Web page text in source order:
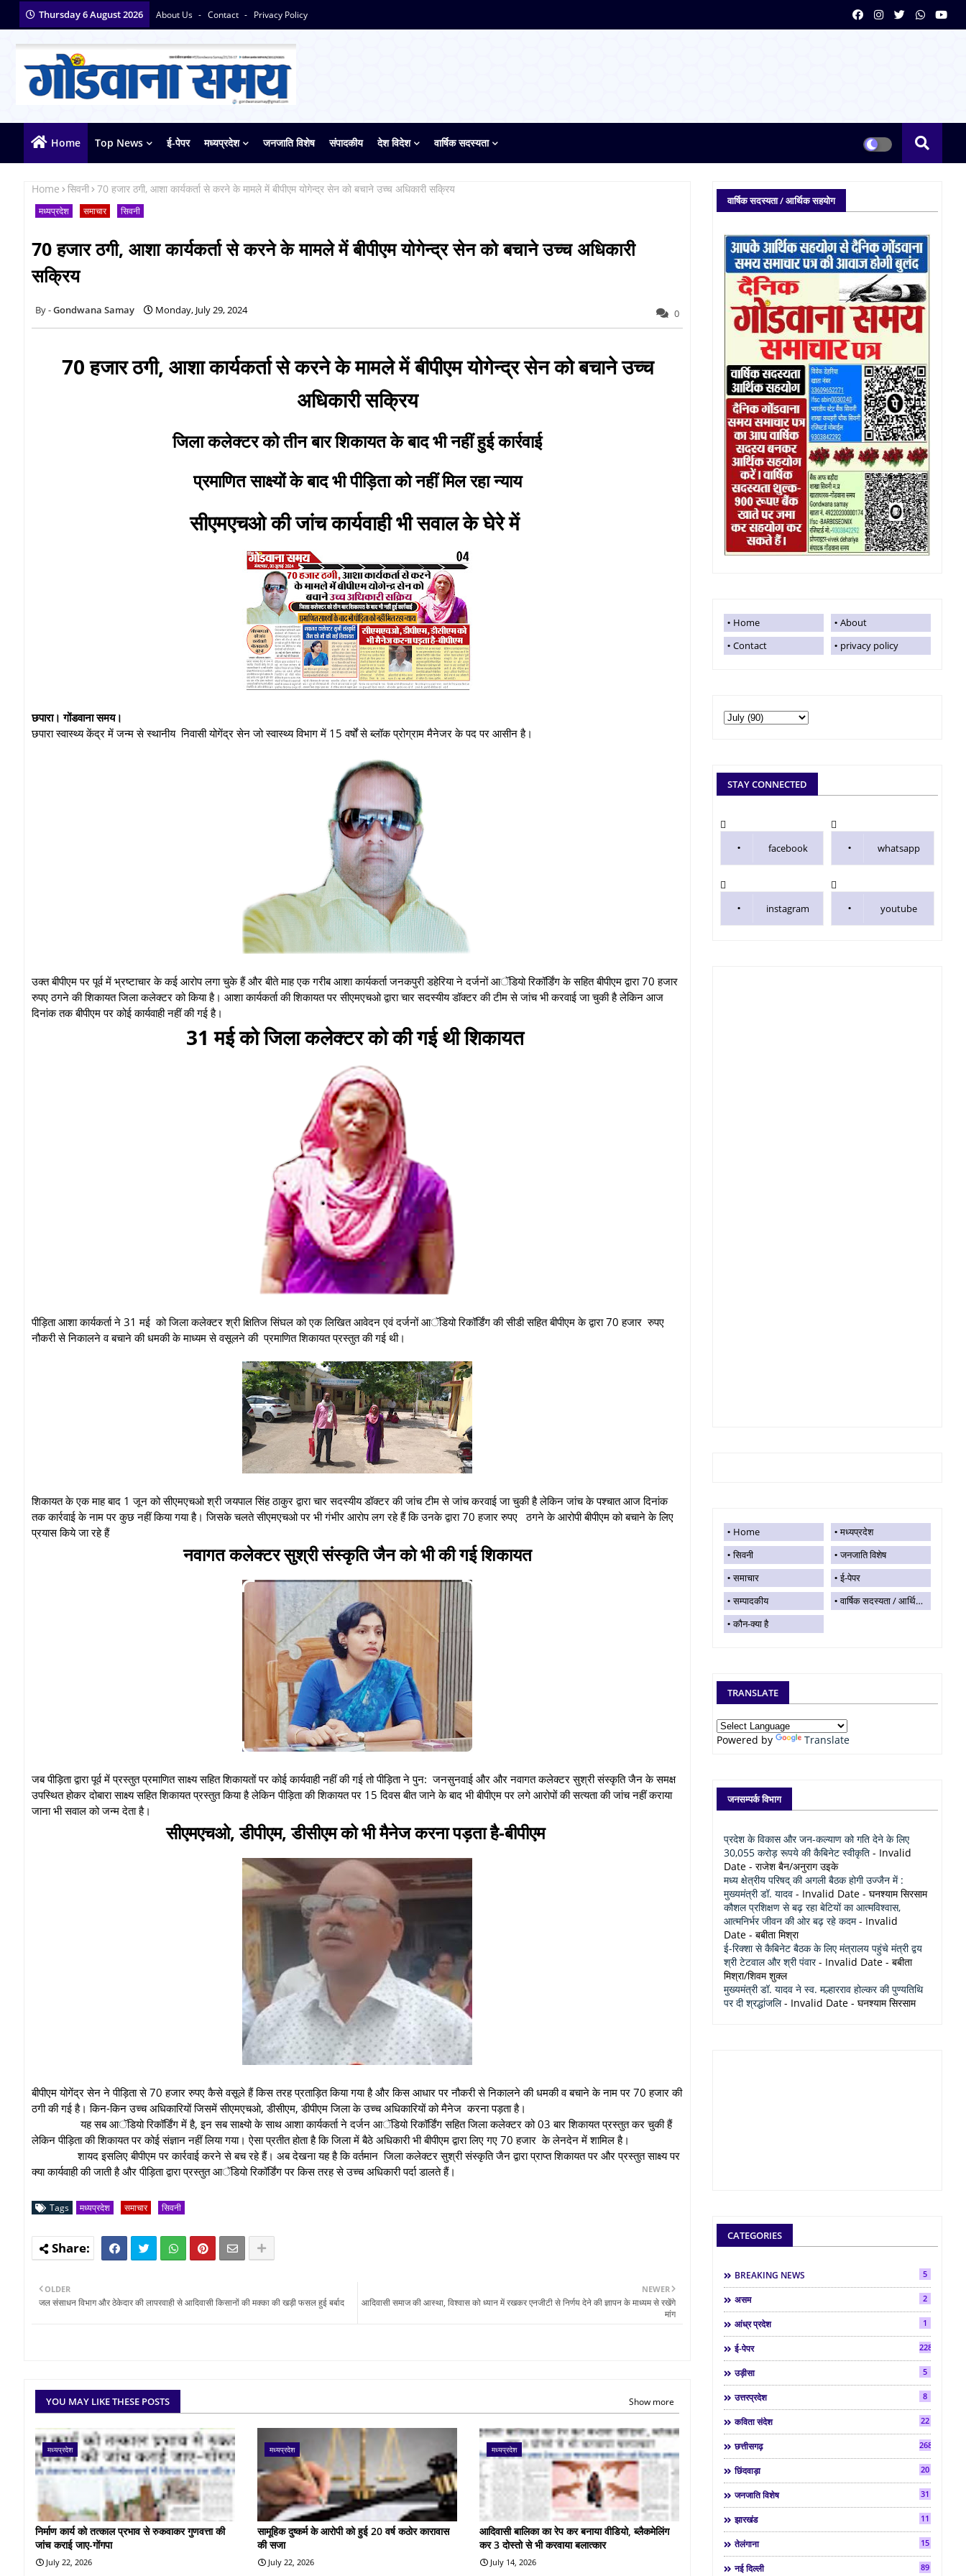
Thursday 6 August 2026 About Us Contact Privacy Policy
Home Top News ई-पेपर मध्यप्रदेश जनजाति विशेष संपादकीय देश विदेश वार्षिक सदस्यता
Home सिवनी 70 हजार ठगी, आशा कार्यकर्ता से करने के मामले में बीपीएम योगेन्द्र सेन को बचाने उच्च अधिकारी सक्रिय
मध्यप्रदेश समाचार सिवनी
70 हजार ठगी, आशा कार्यकर्ता से करने के मामले में बीपीएम योगेन्द्र सेन को बचाने उच्च अधिकारी
सक्रिय
Gondwana Samay Monday, July 29, 2024 0
70 हजार ठगी, आशा कार्यकर्ता से करने के मामले में बीपीएम योगेन्द्र सेन को बचाने उच्च
अधिकारी सक्रिय
जिला कलेक्टर को तीन बार शिकायत के बाद भी नहीं हुई कार्रवाई
प्रमाणित साक्ष्यों के बाद भी पीड़िता को नहीं मिल रहा न्याय
सीएमएचओ की जांच कार्यवाही भी सवाल के घेरे में
छपारा। गोंडवाना समय।
छपारा स्वास्थ्य केंद्र में जन्म से स्थानीय निवासी योगेंद्र सेन जो स्वास्थ्य विभाग में 15 वर्षों से ब्लॉक प्रोग्राम मैनेजर के पद पर आसीन है।
उक्त बीपीएम पर पूर्व में भ्रष्टाचार के कई आरोप लगा चुके हैं और बीते माह एक गरीब आशा कार्यकर्ता जनकपुरी डहेरिया ने दर्जनों आॅडियो रिकॉर्डिंग के सहित बीपीएम द्वारा 70 हजार
रुपए ठगने की शिकायत जिला कलेक्टर को किया है। आशा कार्यकर्ता की शिकायत पर सीएमएचओ द्वारा चार सदस्यीय डॉक्टर की टीम से जांच भी करवाई जा चुकी है लेकिन आज
दिनांक तक बीपीएम पर कोई कार्यवाही नहीं की गई है।
31 मई को जिला कलेक्टर को की गई थी शिकायत
पीड़िता आशा कार्यकर्ता ने 31 मई को जिला कलेक्टर श्री क्षितिज सिंघल को एक लिखित आवेदन एवं दर्जनों आॅडियो रिकॉर्डिंग की सीडी सहित बीपीएम के द्वारा 70 हजार रुपए
नौकरी से निकालने व बचाने की धमकी के माध्यम से वसूलने की प्रमाणित शिकायत प्रस्तुत की गई थी।
शिकायत के एक माह बाद 1 जून को सीएमएचओ श्री जयपाल सिंह ठाकुर द्वारा चार सदस्यीय डॉक्टर की जांच टीम से जांच करवाई जा चुकी है लेकिन जांच के पश्चात आज दिनांक
तक कार्रवाई के नाम पर कुछ नहीं किया गया है। जिसके चलते सीएमएचओ पर भी गंभीर आरोप लग रहे हैं कि उनके द्वारा 70 हजार रुपए ठगने के आरोपी बीपीएम को बचाने के लिए
प्रयास किये जा रहे हैं
नवागत कलेक्टर सुश्री संस्कृति जैन को भी की गई शिकायत
जब पीड़िता द्वारा पूर्व में प्रस्तुत प्रमाणित साक्ष्य सहित शिकायतों पर कोई कार्यवाही नहीं की गई तो पीड़िता ने पुन: जनसुनवाई और और नवागत कलेक्टर सुश्री संस्कृति जैन के समक्ष
उपस्थित होकर दोबारा साक्ष्य सहित शिकायत प्रस्तुत किया है लेकिन पीड़िता की शिकायत पर 15 दिवस बीत जाने के बाद भी बीपीएम पर लगे आरोपों की सत्यता की जांच नहीं कराया
जाना भी सवाल को जन्म देता है।
सीएमएचओ, डीपीएम, डीसीएम को भी मैनेज करना पड़ता है-बीपीएम
बीपीएम योगेंद्र सेन ने पीड़िता से 70 हजार रुपए कैसे वसूले हैं किस तरह प्रताड़ित किया गया है और किस आधार पर नौकरी से निकालने की धमकी व बचाने के नाम पर 70 हजार की
ठगी की गई है। किन-किन उच्च अधिकारियों जिसमें सीएमएचओ, डीसीएम, डीपीएम जिला के उच्च अधिकारियों को मैनेज करना पड़ता है।
यह सब आॅडियो रिकॉर्डिंग में है, इन सब साक्ष्यो के साथ आशा कार्यकर्ता ने दर्जन आॅडियो रिकॉर्डिंग सहित जिला कलेक्टर को 03 बार शिकायत प्रस्तुत कर चुकी हैं
लेकिन पीड़िता की शिकायत पर कोई संज्ञान नहीं लिया गया। ऐसा प्रतीत होता है कि जिला में बैठे अधिकारी भी बीपीएम द्वारा लिए गए 70 हजार के लेनदेन में शामिल है।
शायद इसलिए बीपीएम पर कार्रवाई करने से बच रहे हैं। अब देखना यह है कि वर्तमान जिला कलेक्टर सुश्री संस्कृति जैन द्वारा प्राप्त शिकायत पर और प्रस्तुत साक्ष्य पर
क्या कार्यवाही की जाती है और पीड़िता द्वारा प्रस्तुत आॅडियो रिकॉर्डिंग पर किस तरह से उच्च अधिकारी पर्दा डालते हैं।
Tags मध्यप्रदेश समाचार सिवनी
NEWER
आदिवासी समाज की आस्था, विश्वास को ध्यान में रखकर एनजीटी से निर्णय देने की ज्ञापन के माध्यम से रखेंगे
मांग
OLDER
जल संसाधन विभाग और ठेकेदार की लापरवाही से आदिवासी किसानों की मक्का की खड़ी फसल हुई बर्बाद
YOU MAY LIKE THESE POSTS Show more
मध्यप्रदेश
निर्माण कार्य को तत्काल प्रभाव से रुकवाकर गुणवत्ता की
जांच कराई जाए-गोंगपा
July 22, 2026
मध्यप्रदेश
सामूहिक दुष्कर्म के आरोपी को हुई 20 वर्ष कठोर कारावास
की सजा
July 22, 2026
मध्यप्रदेश
आदिवासी बालिका का रेप कर बनाया वीडियो, ब्लैकमेलिंग
कर 3 दोस्तो से भी करवाया बलात्कार
July 14, 2026
वार्षिक सदस्यता / आर्थिक सहयोग
Home
About
Contact
privacy policy
STAY CONNECTED
facebook whatsapp
instagram youtube
Home
मध्यप्रदेश
सिवनी
जनजाति विशेष
समाचार
ई-पेपर
सम्पादकीय
वार्षिक सदस्यता / आर्थिक सहयोग
कौन-क्या है
TRANSLATE
Powered by Translate
जनसम्पर्क विभाग
प्रदेश के विकास और जन-कल्याण को गति देने के लिए
30,055 करोड़ रूपये की कैबिनेट स्वीकृति - Invalid
Date - राजेश बैन/अनुराग उइके
मध्य क्षेत्रीय परिषद् की अगली बैठक होगी उज्जैन में :
मुख्यमंत्री डॉ. यादव - Invalid Date - घनश्याम सिरसाम
कौशल प्रशिक्षण से बढ़ रहा बेटियों का आत्मविश्वास,
आत्मनिर्भर जीवन की ओर बढ़ रहे कदम- Invalid
Date - बबीता मिश्रा
ई-रिक्शा से कैबिनेट बैठक के लिए मंत्रालय पहुंचे मंत्री द्वय
श्री टेटवाल और श्री पंवार- Invalid Date - बबीता
मिश्रा/शिवम शुक्ल
मुख्यमंत्री डॉ. यादव ने स्व. मल्हारराव होल्कर की पुण्यतिथि
पर दी श्रद्धांजलि- Invalid Date - घनश्याम सिरसाम
CATEGORIES
BREAKING NEWS 5
असम 2
आंध्र प्रदेश 1
ई-पेपर 2286
उड़ीसा 5
उत्तरप्रदेश 8
कविता संदेश 22
छत्तीसगढ़ 268
छिंदवाड़ा 20
जनजाति विशेष 31
झारखंड 11
तेलंगाना 15
नई दिल्ली 89